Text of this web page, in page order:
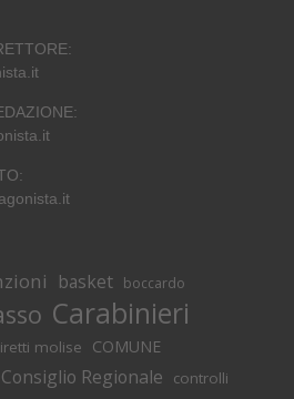
basket boccardo
Carabinieri
molise COMUNE
Consiglio Regionale controlli